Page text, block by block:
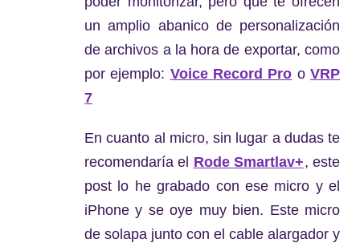
un amplio abanico de personalización
de archivos a la hora de exportar, como
por ejemplo: Voice Record Pro oVRP
7
En cuanto al micro, sin lugar a dudas te
recomendaría el Rode Smartlav+, este
post lo he grabado con ese micro y el
iPhone y se oye muy bien. Este micro
de solapa junto con el cable alargador y